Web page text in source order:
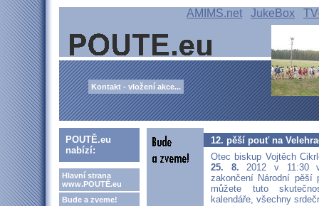
AMIMS.net JukeBox
Kontakt - vložení akce...
POUTĚ.eu
nabízí:
Hlavní strana
www.POUTĚ.eu
Bude a zveme!
12. pěší pouť na
Otec biskup Vojtěch
25. 8. 2012 v 11:30
zakončení Národní pěší
můžete tuto
kalendáře, všechny